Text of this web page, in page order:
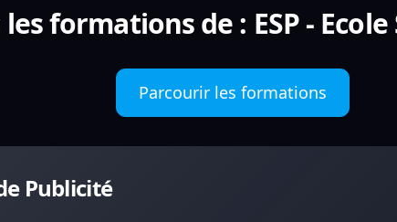
formations de : ESP -
Parcourir les formations
Publicité